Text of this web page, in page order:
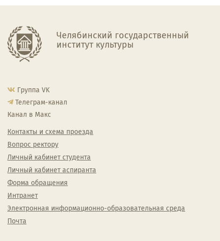
Челябинский государственный
институт культуры
Группа VK
Телеграм-канал
Канал в Макс
Контакты и схема проезда
Вопрос ректору
Личный кабинет студента
Личный кабинет аспиранта
Форма обращения
Интранет
Электронная информационно-образовательная среда
Почта